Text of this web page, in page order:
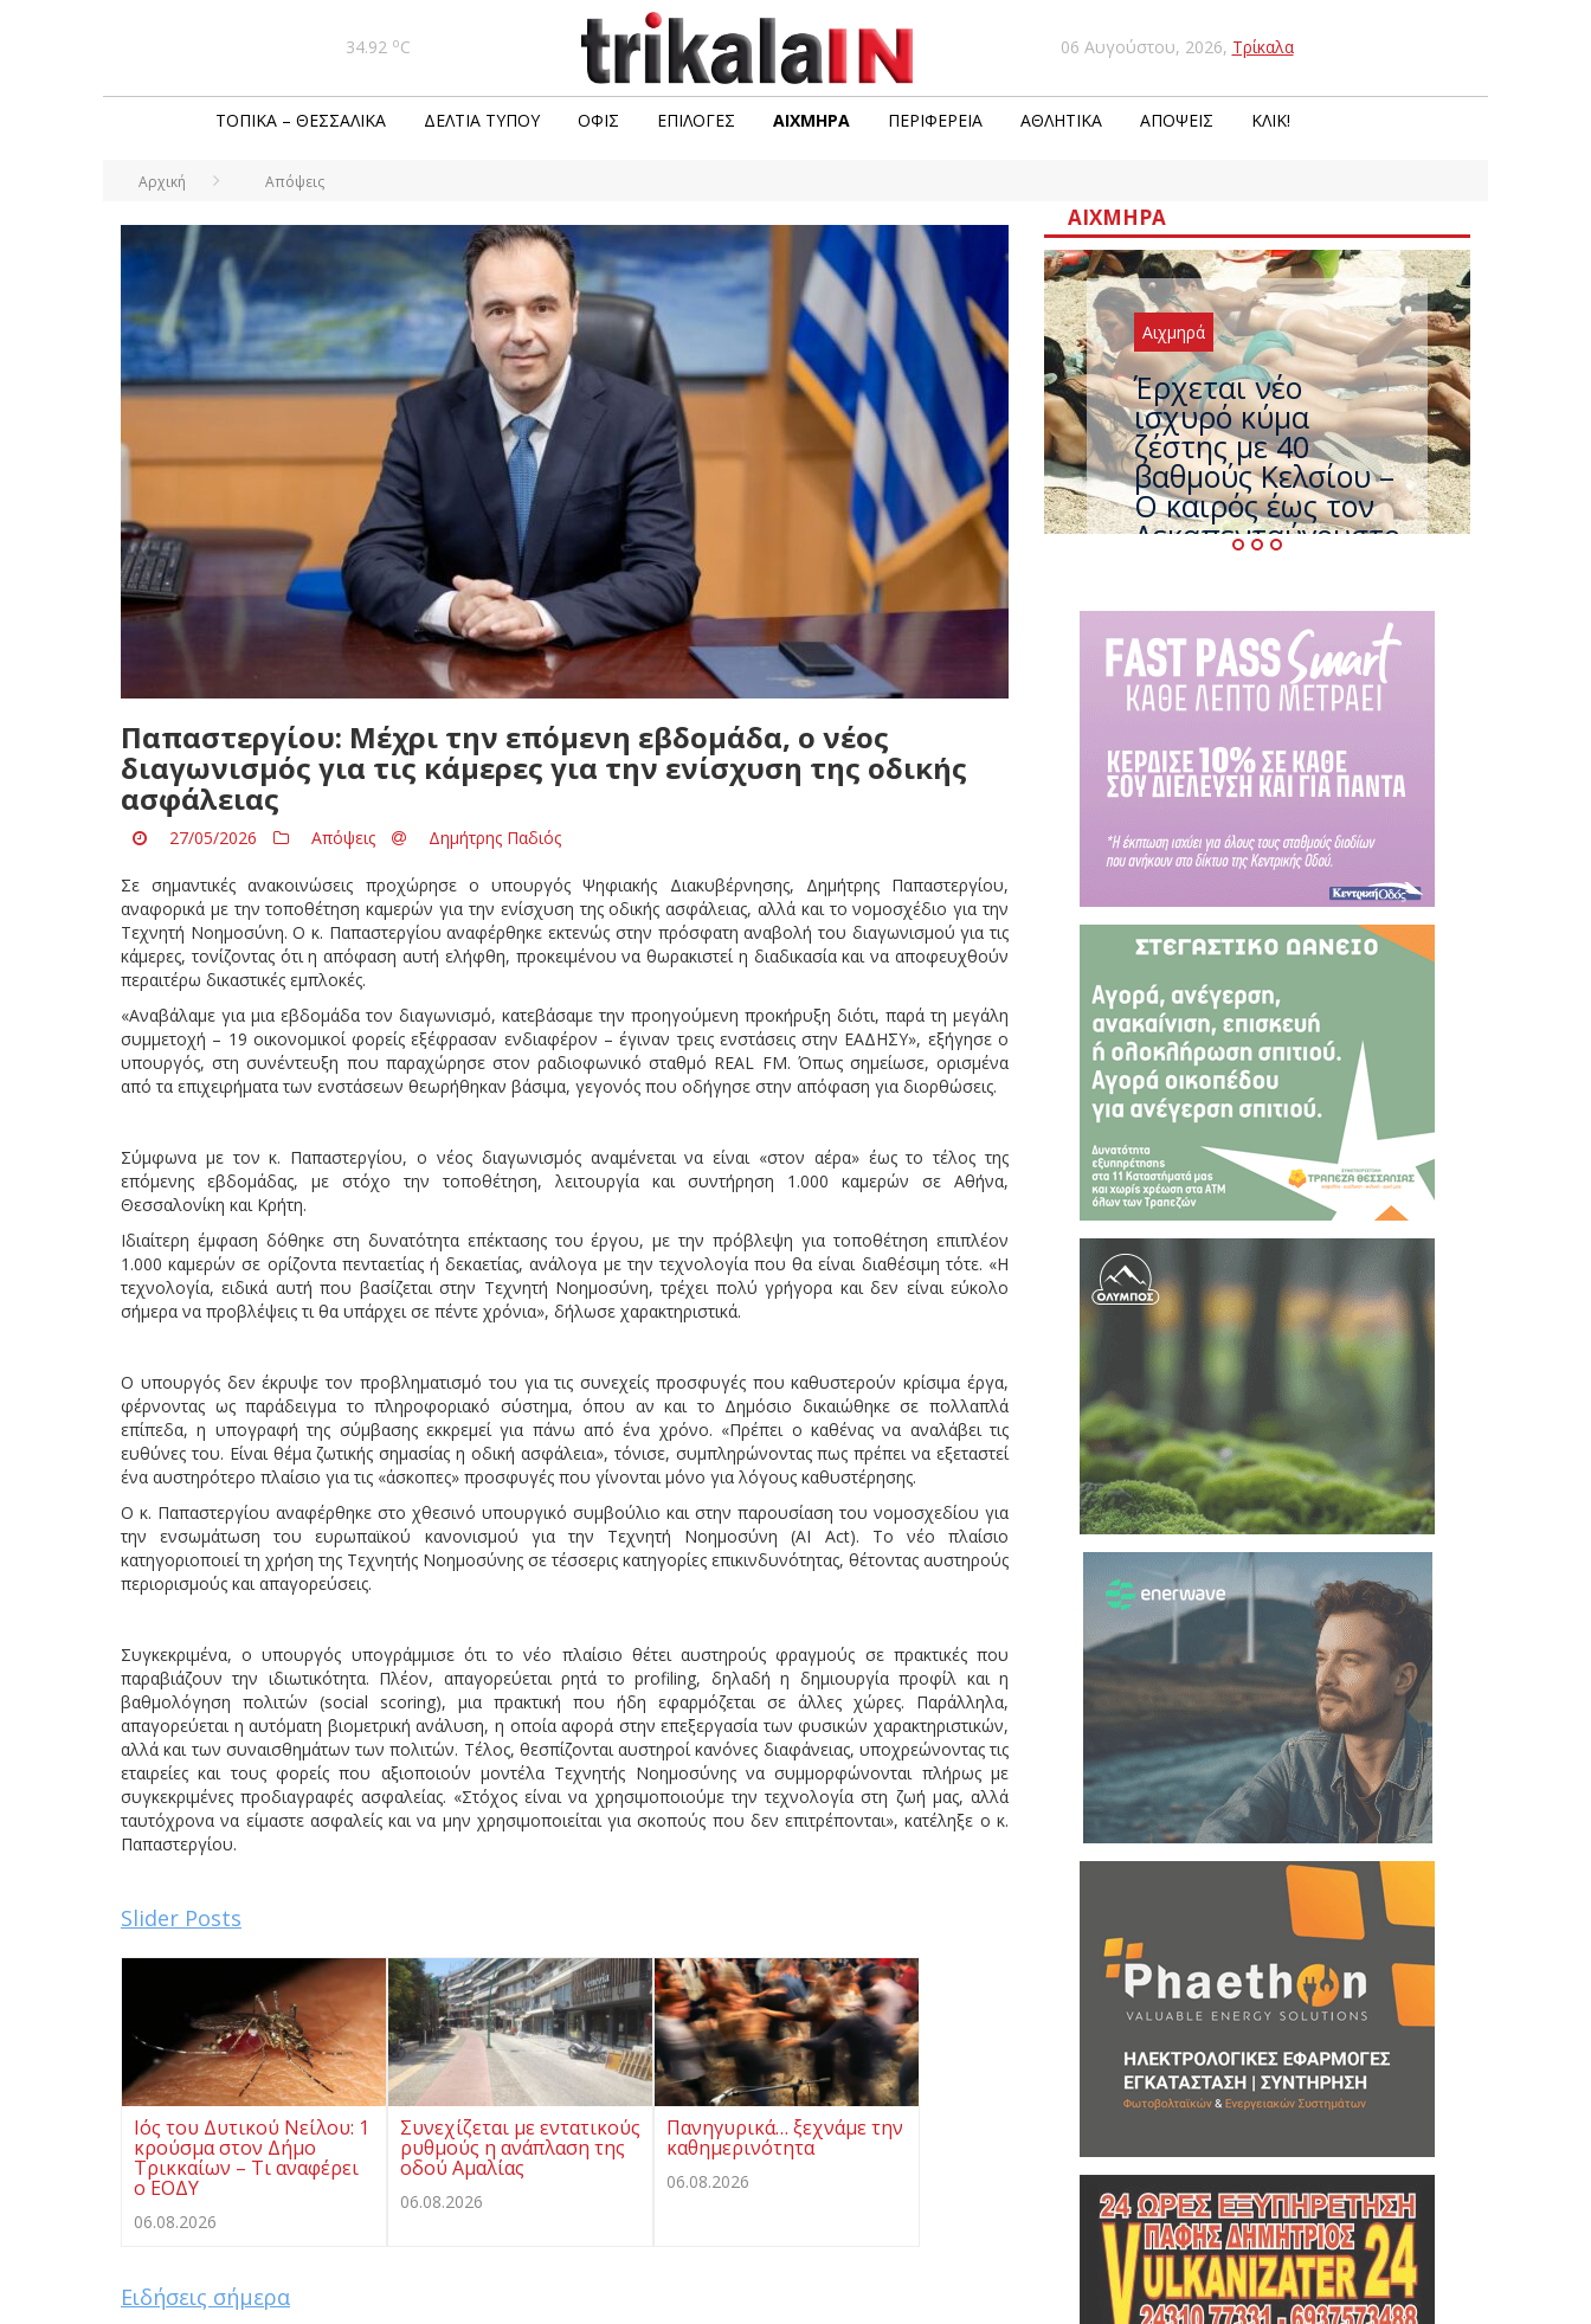
34.92 oC 06 Αυγούστου, 2026, Τρίκαλα
ΤΟΠΙΚΆ – ΘΕΣΣΑΛΙΚΆ ΔΕΛΤΊΑ ΤΎΠΟΥ ΟΦΙΣ ΕΠΙΛΟΓΈΣ ΑΙΧΜΗΡΆ ΠΕΡΙΦΈΡΕΙΑ ΑΘΛΗΤΙΚΆ ΑΠΌΨΕΙΣ ΚΛΙΚ!
Αρχική Απόψεις
Παπαστεργίου: Μέχρι την επόμενη εβδομάδα, ο νέος
διαγωνισμός για τις κάμερες για την ενίσχυση της οδικής
ασφάλειας
27/05/2026 Απόψεις Δημήτρης Παδιός
Σε σημαντικές ανακοινώσεις προχώρησε ο υπουργός Ψηφιακής Διακυβέρνησης, Δημήτρης Παπαστεργίου,
αναφορικά με την τοποθέτηση καμερών για την ενίσχυση της οδικής ασφάλειας, αλλά και το νομοσχέδιο για την
Τεχνητή Νοημοσύνη. Ο κ. Παπαστεργίου αναφέρθηκε εκτενώς στην πρόσφατη αναβολή του διαγωνισμού για τις
κάμερες, τονίζοντας ότι η απόφαση αυτή ελήφθη, προκειμένου να θωρακιστεί η διαδικασία και να αποφευχθούν
περαιτέρω δικαστικές εμπλοκές.
«Αναβάλαμε για μια εβδομάδα τον διαγωνισμό, κατεβάσαμε την προηγούμενη προκήρυξη διότι, παρά τη μεγάλη
συμμετοχή – 19 οικονομικοί φορείς εξέφρασαν ενδιαφέρον – έγιναν τρεις ενστάσεις στην ΕΑΔΗΣΥ», εξήγησε ο
υπουργός, στη συνέντευξη που παραχώρησε στον ραδιοφωνικό σταθμό REAL FM. Όπως σημείωσε, ορισμένα
από τα επιχειρήματα των ενστάσεων θεωρήθηκαν βάσιμα, γεγονός που οδήγησε στην απόφαση για διορθώσεις.
Σύμφωνα με τον κ. Παπαστεργίου, ο νέος διαγωνισμός αναμένεται να είναι «στον αέρα» έως το τέλος της
επόμενης εβδομάδας, με στόχο την τοποθέτηση, λειτουργία και συντήρηση 1.000 καμερών σε Αθήνα,
Θεσσαλονίκη και Κρήτη.
Ιδιαίτερη έμφαση δόθηκε στη δυνατότητα επέκτασης του έργου, με την πρόβλεψη για τοποθέτηση επιπλέον
1.000 καμερών σε ορίζοντα πενταετίας ή δεκαετίας, ανάλογα με την τεχνολογία που θα είναι διαθέσιμη τότε. «Η
τεχνολογία, ειδικά αυτή που βασίζεται στην Τεχνητή Νοημοσύνη, τρέχει πολύ γρήγορα και δεν είναι εύκολο
σήμερα να προβλέψεις τι θα υπάρχει σε πέντε χρόνια», δήλωσε χαρακτηριστικά.
Ο υπουργός δεν έκρυψε τον προβληματισμό του για τις συνεχείς προσφυγές που καθυστερούν κρίσιμα έργα,
φέρνοντας ως παράδειγμα το πληροφοριακό σύστημα, όπου αν και το Δημόσιο δικαιώθηκε σε πολλαπλά
επίπεδα, η υπογραφή της σύμβασης εκκρεμεί για πάνω από ένα χρόνο. «Πρέπει ο καθένας να αναλάβει τις
ευθύνες του. Είναι θέμα ζωτικής σημασίας η οδική ασφάλεια», τόνισε, συμπληρώνοντας πως πρέπει να εξεταστεί
ένα αυστηρότερο πλαίσιο για τις «άσκοπες» προσφυγές που γίνονται μόνο για λόγους καθυστέρησης.
Ο κ. Παπαστεργίου αναφέρθηκε στο χθεσινό υπουργικό συμβούλιο και στην παρουσίαση του νομοσχεδίου για
την ενσωμάτωση του ευρωπαϊκού κανονισμού για την Τεχνητή Νοημοσύνη (AI Act). Το νέο πλαίσιο
κατηγοριοποιεί τη χρήση της Τεχνητής Νοημοσύνης σε τέσσερις κατηγορίες επικινδυνότητας, θέτοντας αυστηρούς
περιορισμούς και απαγορεύσεις.
Συγκεκριμένα, ο υπουργός υπογράμμισε ότι το νέο πλαίσιο θέτει αυστηρούς φραγμούς σε πρακτικές που
παραβιάζουν την ιδιωτικότητα. Πλέον, απαγορεύεται ρητά το profiling, δηλαδή η δημιουργία προφίλ και η
βαθμολόγηση πολιτών (social scoring), μια πρακτική που ήδη εφαρμόζεται σε άλλες χώρες. Παράλληλα,
απαγορεύεται η αυτόματη βιομετρική ανάλυση, η οποία αφορά στην επεξεργασία των φυσικών χαρακτηριστικών,
αλλά και των συναισθημάτων των πολιτών. Τέλος, θεσπίζονται αυστηροί κανόνες διαφάνειας, υποχρεώνοντας τις
εταιρείες και τους φορείς που αξιοποιούν μοντέλα Τεχνητής Νοημοσύνης να συμμορφώνονται πλήρως με
συγκεκριμένες προδιαγραφές ασφαλείας. «Στόχος είναι να χρησιμοποιούμε την τεχνολογία στη ζωή μας, αλλά
ταυτόχρονα να είμαστε ασφαλείς και να μην χρησιμοποιείται για σκοπούς που δεν επιτρέπονται», κατέληξε ο κ.
Παπαστεργίου.
Slider Posts
Ιός του Δυτικού Νείλου: 1
κρούσμα στον Δήμο
Τρικκαίων – Τι αναφέρει
ο ΕΟΔΥ
06.08.2026
Συνεχίζεται με εντατικούς
ρυθμούς η ανάπλαση της
οδού Αμαλίας
06.08.2026
Πανηγυρικά… ξεχνάμε την
καθημερινότητα
06.08.2026
Ειδήσεις σήμερα
ΑΙΧΜΗΡΆ
Αιχμηρά
Άφαντος ο
Τσίπρας… την ώρα
που η χώρα
καίγεται